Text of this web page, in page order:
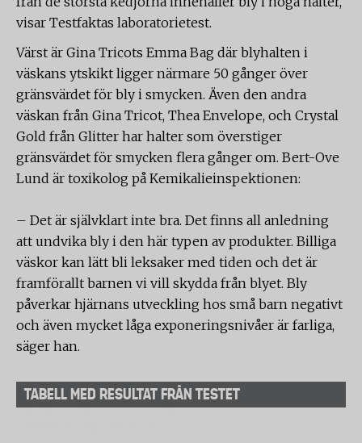
visar Testfaktas laboratorietest.
Värst är Gina Tricots Emma Bag där blyhalten i
väskans ytskikt ligger närmare 50 gånger över
gränsvärdet för bly i smycken. Även den andra
väskan från Gina Tricot, Thea Envelope, och Crystal
Gold från Glitter har halter som överstiger
gränsvärdet för smycken flera gånger om. Bert-Ove
Lund är toxikolog på Kemikalieinspektionen:
– Det är självklart inte bra. Det finns all anledning
att undvika bly i den här typen av produkter. Billiga
väskor kan lätt bli leksaker med tiden och det är
framförallt barnen vi vill skydda från blyet. Bly
påverkar hjärnans utveckling hos små barn negativt
och även mycket låga exponeringsnivåer är farliga,
säger han.
TABELL MED RESULTAT FRÅN TESTET